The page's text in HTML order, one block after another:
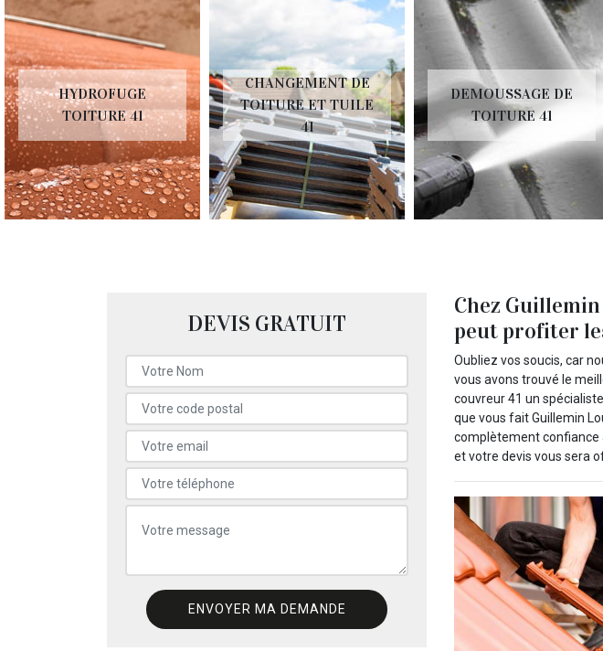
HYDROFUGE
TOITURE 41
CHANGEMENT DE
TOITURE ET TUILE
41
DEMOUSSAGE DE
TOITURE 41
DEVIS GRATUIT
Chez
peut profiter
Oubliez vos soucis, car
vous avons trouvé le
couvreur 41 un
que vous fait Guillemin
complètement confiance
et votre devis vous sera